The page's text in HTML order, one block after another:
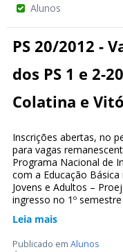
Alunos
PS 20/2012 -
dos PS 1 e 2-
Colatina e
Inscrições abertas, no
para vagas
Programa Nacional de
com a Educação
Jovens e Adultos –
ingresso no 1º
Leia mais
Publicado em Alunos